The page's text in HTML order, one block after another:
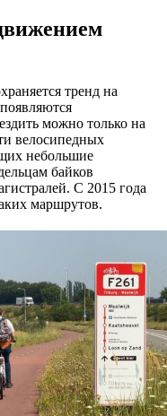
тренд на
можно только на
велосипедных
небольшие
байков
С 2015 года
маршрутов.